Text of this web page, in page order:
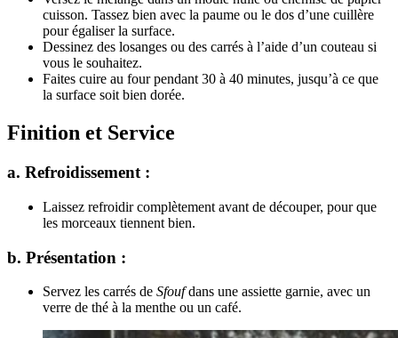
cuisson. Tassez bien avec la paume ou le dos d’une cuillère
pour égaliser la surface.
Dessinez des losanges ou des carrés à l’aide d’un couteau si
vous le souhaitez.
Faites cuire au four pendant 30 à 40 minutes, jusqu’à ce que
la surface soit bien dorée.
Finition et Service
a. Refroidissement :
Laissez refroidir complètement avant de découper, pour que
les morceaux tiennent bien.
b. Présentation :
Servez les carrés de Sfoufdans une assiette garnie, avec un
verre de thé à la menthe ou un café.